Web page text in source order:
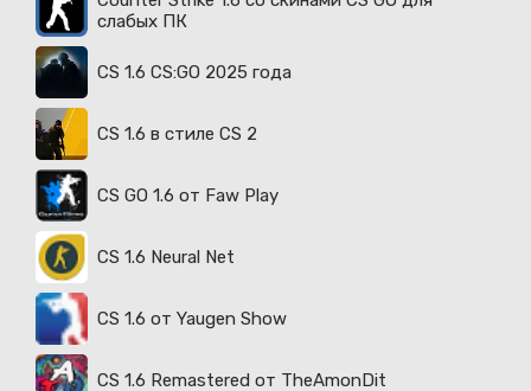
слабых ПК
CS 1.6 CS:GO 2025 года
CS 1.6 в стиле CS 2
CS GO 1.6 от Faw Play
CS 1.6 Neural Net
CS 1.6 от Yaugen Show
CS 1.6 Remastered от TheAmonDit